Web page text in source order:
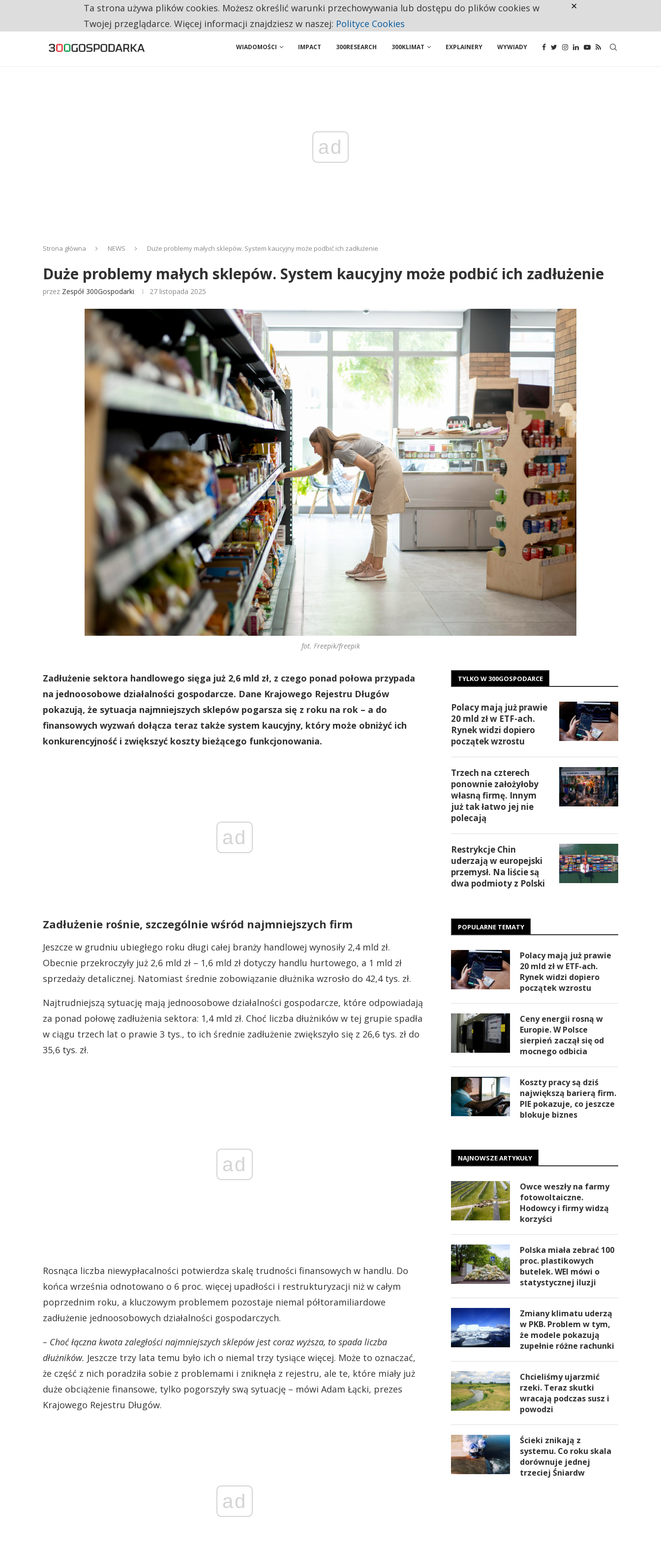
RESTRYKCJE CHIN UDERZAJĄ W EUROPEJSKI PRZEMYSŁ. NA LIŚCIE SĄ DWA PODMIOTY Z POLSKI
WIADOMOŚCI IMPACT 300RESEARCH 300KLIMAT EXPLAINERY WYWIADY
ad
Strona główna NEWS Duże problemy małych sklepów. System kaucyjny może podbić ich zadłużenie
Duże problemy małych sklepów. System kaucyjny może podbić ich zadłużenie
przez Zespół 300Gospodarki 27 listopada 2025
fot. Freepik/freepik
Zadłużenie sektora handlowego sięga już 2,6 mld zł, z czego ponad połowa przypada
na jednoosobowe działalności gospodarcze. Dane Krajowego Rejestru Długów
pokazują, że sytuacja najmniejszych sklepów pogarsza się z roku na rok – a do
finansowych wyzwań dołącza teraz także system kaucyjny, który może obniżyć ich
konkurencyjność i zwiększyć koszty bieżącego funkcjonowania.
ad
Zadłużenie rośnie, szczególnie wśród najmniejszych firm
Jeszcze w grudniu ubiegłego roku długi całej branży handlowej wynosiły 2,4 mld zł.
Obecnie przekroczyły już 2,6 mld zł – 1,6 mld zł dotyczy handlu hurtowego, a 1 mld zł
sprzedaży detalicznej. Natomiast średnie zobowiązanie dłużnika wzrosło do 42,4 tys. zł.
Najtrudniejszą sytuację mają jednoosobowe działalności gospodarcze, które odpowiadają
za ponad połowę zadłużenia sektora: 1,4 mld zł. Choć liczba dłużników w tej grupie spadła
w ciągu trzech lat o prawie 3 tys., to ich średnie zadłużenie zwiększyło się z 26,6 tys. zł do
35,6 tys. zł.
ad
Rosnąca liczba niewypłacalności potwierdza skalę trudności finansowych w handlu. Do
końca września odnotowano o 6 proc. więcej upadłości i restrukturyzacji niż w całym
poprzednim roku, a kluczowym problemem pozostaje niemal półtoramiliardowe
zadłużenie jednoosobowych działalności gospodarczych.
– Choć łączna kwota zaległości najmniejszych sklepów jest coraz wyższa, to spada liczba
dłużników. Jeszcze trzy lata temu było ich o niemal trzy tysiące więcej. Może to oznaczać,
że część z nich poradziła sobie z problemami i zniknęła z rejestru, ale te, które miały już
duże obciążenie finansowe, tylko pogorszyły swą sytuację – mówi Adam Łącki, prezes
Krajowego Rejestru Długów.
ad
TYLKO W 300GOSPODARCE
Polacy mają już prawie
20 mld zł w ETF-ach.
Rynek widzi dopiero
początek wzrostu
Trzech na czterech
ponownie założyłoby
własną firmę. Innym
już tak łatwo jej nie
polecają
Restrykcje Chin
uderzają w europejski
przemysł. Na liście są
dwa podmioty z Polski
POPULARNE TEMATY
Polacy mają już prawie
20 mld zł w ETF-ach.
Rynek widzi dopiero
początek wzrostu
Ceny energii rosną w
Europie. W Polsce
sierpień zaczął się od
mocnego odbicia
Koszty pracy są dziś
największą barierą firm.
PIE pokazuje, co jeszcze
blokuje biznes
NAJNOWSZE ARTYKUŁY
Owce weszły na farmy
fotowoltaiczne.
Hodowcy i firmy widzą
korzyści
Polska miała zebrać 100
proc. plastikowych
butelek. WEI mówi o
statystycznej iluzji
Zmiany klimatu uderzą
w PKB. Problem w tym,
że modele pokazują
zupełnie różne rachunki
Chcieliśmy ujarzmić
rzeki. Teraz skutki
wracają podczas susz i
powodzi
Ścieki znikają z
systemu. Co roku skala
dorównuje jednej
trzeciej Śniardw
Ta strona używa plików cookies. Możesz określić warunki przechowywania lub dostępu do plików cookies w
Twojej przeglądarce. Więcej informacji znajdziesz w naszej: Polityce Cookies
×